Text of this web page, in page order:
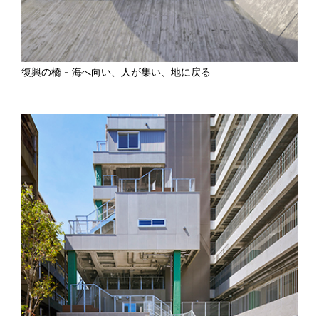
復興の橋 – 海へ向い、人が集い、地に戻る